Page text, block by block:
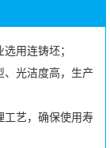
用连铸坯；
光洁度高，生产
工艺，确保使用寿